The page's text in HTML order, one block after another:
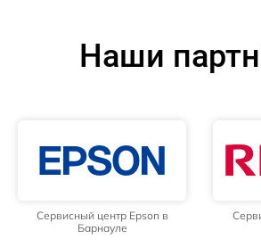
Наши
Сервисный центр Epson в
Барнауле